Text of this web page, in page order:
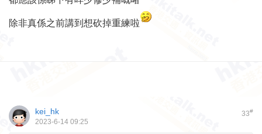
除非真係之前講到想砍掉重練啦
33#
kei_hk
2023-6-14 09:25